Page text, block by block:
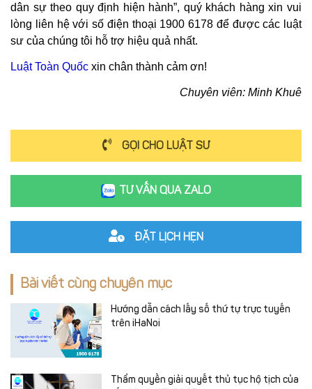
dân sự theo quy định hiện hành”, quý khách hàng xin vui
lòng liên hệ với số điện thoại 1900 6178 để được các luật
sư của chúng tôi hỗ trợ hiệu quả nhất.
Luật Toàn Quốc xin chân thành cảm ơn!
Chuyên viên: Minh Khuê
GỌI CHO LUẬT SƯ
TƯ VẤN QUA ZALO
ĐẶT LỊCH HẸN
Bài viết cùng chuyên mục
Hướng dẫn cách lấy số thứ tự trực tuyến
trên iHaNoi
Thẩm quyền giải quyết thủ tục hộ tịch của